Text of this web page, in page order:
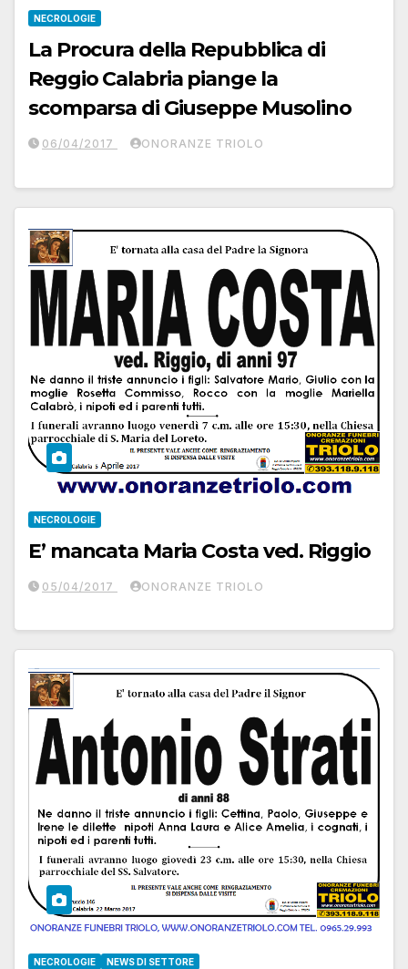
NECROLOGIE
La Procura della Repubblica di
Reggio Calabria piange la
scomparsa di Giuseppe Musolino
06/04/2017 ONORANZE TRIOLO
NECROLOGIE
E’ mancata Maria Costa ved. Riggio
05/04/2017 ONORANZE TRIOLO
NECROLOGIE NEWS DI SETTORE